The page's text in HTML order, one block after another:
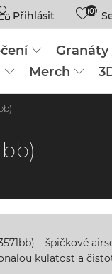
Přihlásit (0)
Merch
– špičkové
kulatost a